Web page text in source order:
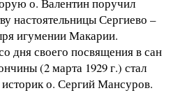
настоятельницы Сергиево –
игумении Макарии.
дня своего посвящения в сан
(2 марта 1929 г.) стал
о. Сергий Мансуров.